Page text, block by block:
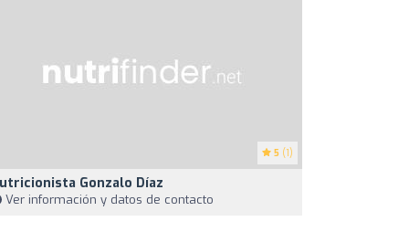
5 (1)
Gonzalo Díaz
Ver información y datos de contacto